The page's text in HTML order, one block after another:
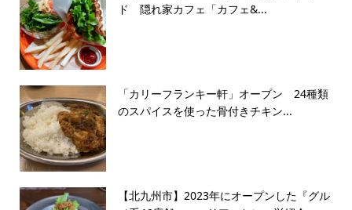
ド 隠れ家カフェ「カフェ&...
「カリーフランキー軒」オープン 24種類
のスパイスを使った骨付きチキン...
【北九州市】2023年にオープンした『グル